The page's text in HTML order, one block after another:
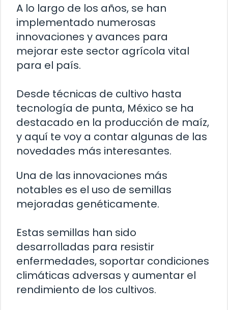
A lo largo de los años, se han
implementado numerosas
innovaciones y avances para
mejorar este sector agrícola vital
para el país.
Desde técnicas de cultivo hasta
tecnología de punta, México se ha
destacado en la producción de maíz,
y aquí te voy a contar algunas de las
novedades más interesantes.
Una de las innovaciones más
notables es el uso de semillas
mejoradas genéticamente.
Estas semillas han sido
desarrolladas para resistir
enfermedades, soportar condiciones
climáticas adversas y aumentar el
rendimiento de los cultivos.